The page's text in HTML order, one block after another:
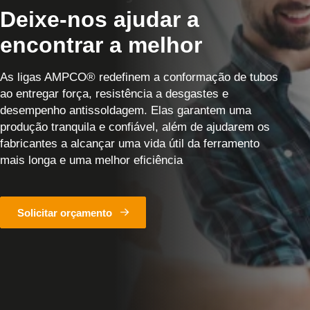
Deixe-nos ajudar a
encontrar a melhor
As ligas AMPCO® redefinem a conformação de tubos
ao entregar força, resistência a desgastes e
desempenho antissoldagem. Elas garantem uma
produção tranquila e confiável, além de ajudarem os
fabricantes a alcançar uma vida útil da ferramento
mais longa e uma melhor eficiência
Solicitar orçamento